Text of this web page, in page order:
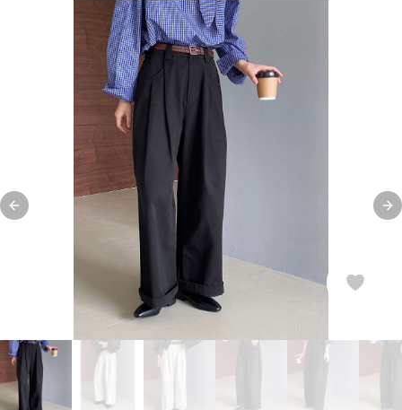
Previous slide